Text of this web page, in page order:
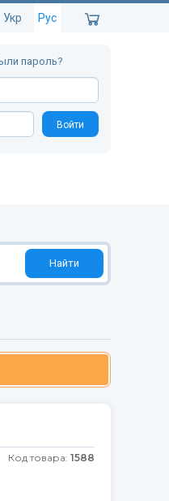
Укр Рус
пароль?
Войти
Найти
Код товара: 1588